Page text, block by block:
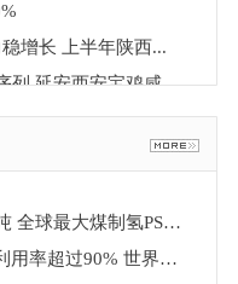
增长 上半年陕西...
列 延安西安宝鸡咸...
年减排二氧化碳约22万吨 全球最大煤制氢PSA...
光电氢协作，能源综合利用率超过90% 世界首...